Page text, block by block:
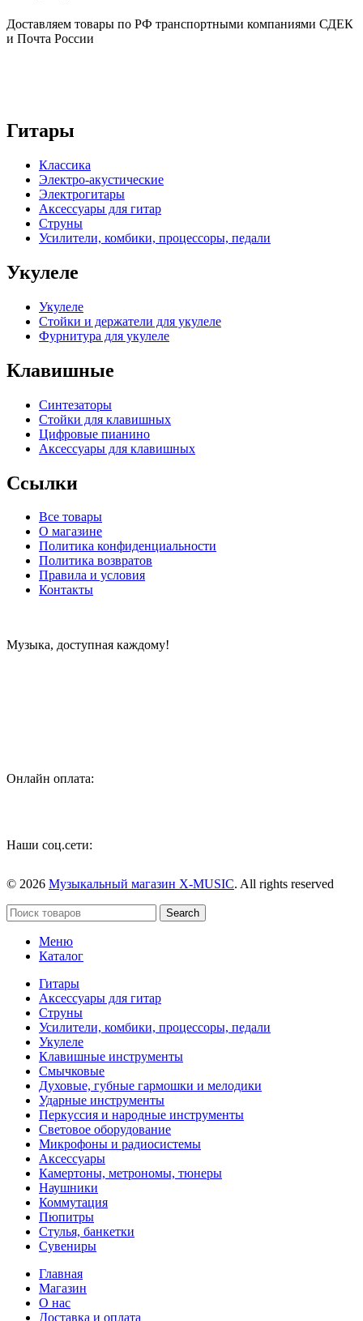
Доставляем товары по РФ транспортными компаниями СДЕК
и Почта России
Гитары
Классика
Электро-акустические
Электрогитары
Аксессуары для гитар
Струны
Усилители, комбики, процессоры, педали
Укулеле
Укулеле
Стойки и держатели для укулеле
Фурнитура для укулеле
Клавишные
Синтезаторы
Стойки для клавишных
Цифровые пианино
Аксессуары для клавишных
Ссылки
Все товары
О магазине
Политика конфиденциальности
Политика возвратов
Правила и условия
Контакты
Музыка, доступная каждому!
Онлайн оплата:
Наши соц.сети:
© 2026 Музыкальный магазин X-MUSIC. All rights reserved
Search
Меню
Каталог
Гитары
Аксессуары для гитар
Струны
Усилители, комбики, процессоры, педали
Укулеле
Клавишные инструменты
Смычковые
Духовые, губные гармошки и мелодики
Ударные инструменты
Перкуссия и народные инструменты
Световое оборудование
Микрофоны и радиосистемы
Аксессуары
Камертоны, метрономы, тюнеры
Наушники
Коммутация
Пюпитры
Стулья, банкетки
Сувениры
Главная
Магазин
О нас
Доставка и оплата